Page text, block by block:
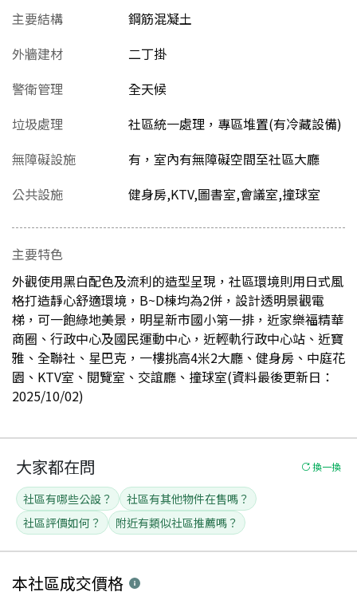
主要結構
鋼筋混凝土
外牆建材
二丁掛
警衛管理
全天候
垃圾處理
社區統一處理，專區堆置(有冷藏設備)
無障礙設施
有，室內有無障礙空間至社區大廳
公共設施
健身房,KTV,圖書室,會議室,撞球室
主要特色
外觀使用黑白配色及流利的造型呈現，社區環境則用日式風
格打造靜心舒適環境，B~D棟均為2併，設計透明景觀電
梯，可一飽綠地美景，明星新市國小第一排，近家樂福精華
商圈、行政中心及國民運動中心，近輕軌行政中心站、近寶
雅、全聯社、星巴克，一樓挑高4米2大廳、健身房、中庭花
園、KTV室、閱覽室、交誼廳、撞球室(資料最後更新日：
2025/10/02)
大家都在問 換一換
社區有哪些公設？
社區有其他物件在售嗎？
社區評價如何？
附近有類似社區推薦嗎？
本社區成交價格